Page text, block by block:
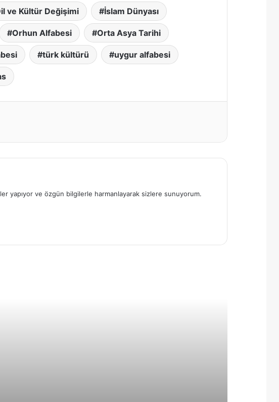
ve Kültür Değişimi İslam Dünyası
Orhun Alfabesi Orta Asya Tarihi
türk kültürü uygur alfabesi
yapıyor ve özgün bilgilerle harmanlayarak sizlere sunuyorum.